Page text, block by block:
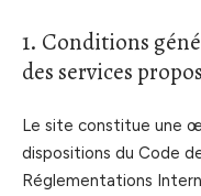
1. Conditions
des services
Le site constitue une
dispositions du Code
Réglementations